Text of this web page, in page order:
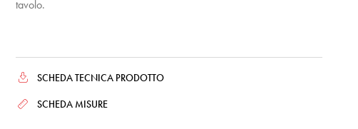
tavolo.
SCHEDA TECNICA PRODOTTO
SCHEDA MISURE